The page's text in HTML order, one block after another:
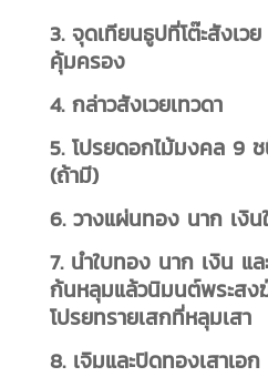
3. จุดเทียนธูปที่โต๊ะสังเวย
คุ้มครอง
4. กล่าวสังเวยเทวดา
5. โปรยดอกไม้มงคล 9
(ถ้ามี)
6. วางแผ่นทอง นาก เงิน
7. นำใบทอง นาก เงิน แ
ก้นหลุมแล้วนิมนต์พระสง
โปรยทรายเสกที่หลุมเสา
8. เจิมและปิดทองเสาเอก